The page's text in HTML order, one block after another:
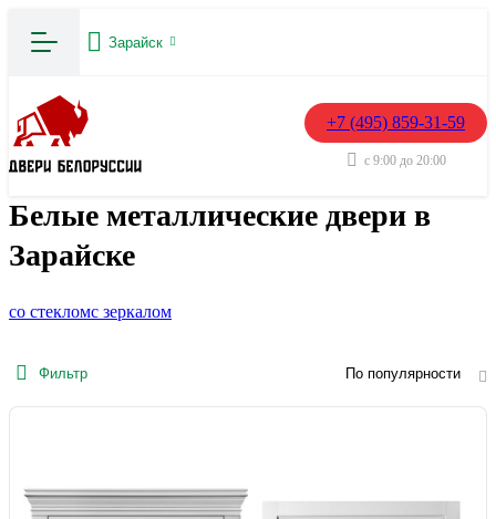
Зарайск
+7 (495) 859-31-59
с 9:00 до 20:00
Белые металлические двери в
Зарайске
со стекломс зеркалом
Фильтр По популярности